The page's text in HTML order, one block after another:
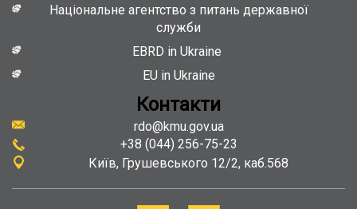
Національне агентство з питань державної
служби
EBRD in Ukraine
EU in Ukraine
Контакти
rdo@kmu.gov.ua
+38 (044) 256-75-23
Київ Грушевського 12/2, каб.568